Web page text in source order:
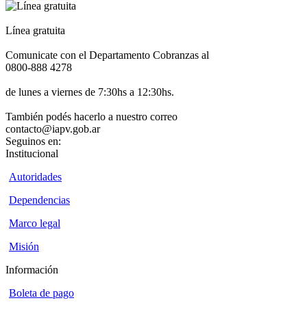
Línea gratuita
Comunicate con el Departamento Cobranzas al
0800-888 4278
de lunes a viernes de 7:30hs a 12:30hs.
También podés hacerlo a nuestro correo
contacto@iapv.gob.ar
Seguinos en:
Institucional
Autoridades
Dependencias
Marco legal
Misión
Información
Boleta de pago